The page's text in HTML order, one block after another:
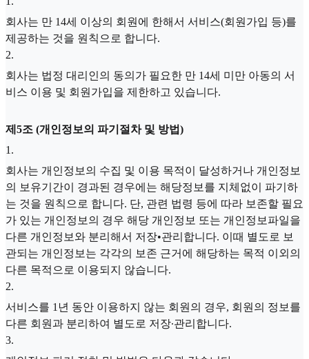
회사는 만 14세 이상의 회원에 한해서 서비스(회원가입 등)를
제공하는 것을 원칙으로 합니다.
2.
회사는 법정 대리인의 동의가 필요한 만 14세 미만 아동의 서
비스 이용 및 회원가입을 제한하고 있습니다.
제5조 (개인정보의 파기절차 및 방법)
1 .
회사는 개인정보의 수집 및 이용 목적이 달성하거나 개인정보
의 보유기간이 경과된 경우에는 해당정보를 지체없이 파기하
는 것을 원칙으로 합니다. 단, 관련 법령 등에 따라 보존할 필요
가 있는 개인정보의 경우 해당 개인정보 또는 개인정보파일을
다른 개인정보와 분리해서 저장•관리합니다. 이때 별도로 보
관되는 개인정보는 각각의 보존 근거에 해당하는 목적 이외의
다른 목적으로 이용되지 않습니다.
2.
서비스를 1년 동안 이용하지 않는 회원의 경우, 회원의 정보를
다른 회원과 분리하여 별도로 저장∙관리합니다.
3.